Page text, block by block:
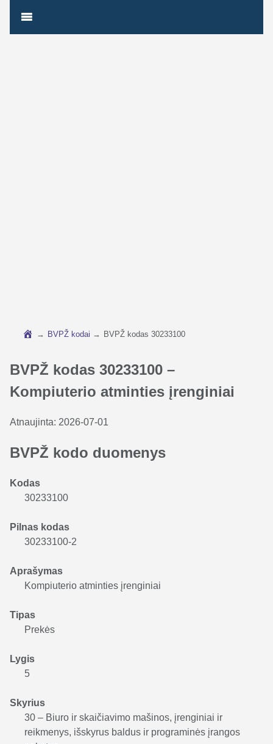
→ BVPŽ kodai → BVPŽ kodas 30233100
BVPŽ kodas 30233100 –
Kompiuterio atminties įrenginiai
Atnaujinta: 2026-07-01
BVPŽ kodo duomenys
Kodas
30233100
Pilnas kodas
30233100-2
Aprašymas
Kompiuterio atminties įrenginiai
Tipas
Prekės
Lygis
5
Skyrius
30 – Biuro ir skaičiavimo mašinos, įrenginiai ir
reikmenys, išskyrus baldus ir programinės įrangos